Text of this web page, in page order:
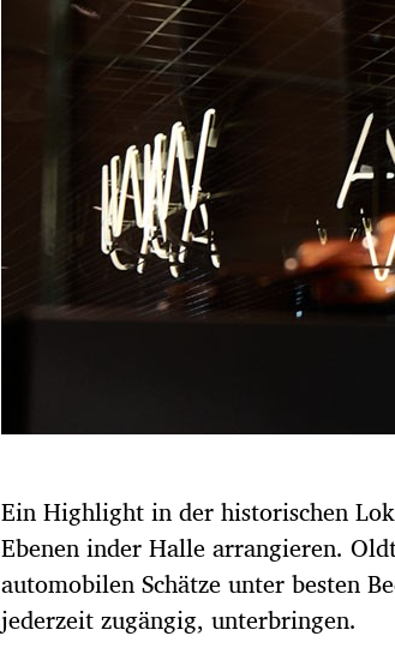
Ein Highlight in der historischen
Ebenen inder Halle arrangieren.
automobilen Schätze unter besten
jederzeit zugängig, unterbringen.